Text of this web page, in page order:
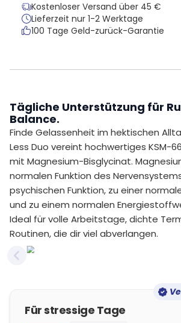
Kostenloser Versand über 45 €
Lieferzeit nur 1-2 Werktage
100 Tage Geld-zurück-Garantie
Tägliche Unterstützung für
Balance.
Finde Gelassenheit im hektischen
Less Duo vereint hochwertiges KSM-
mit Magnesium-Bisglycinat.
normalen Funktion des
psychischen Funktion, zu einer
und zu einem normalen
Ideal für volle Arbeitstage, dichte
Routinen, die dir viel abverlangen.
Previous slide
Für stressige Tage